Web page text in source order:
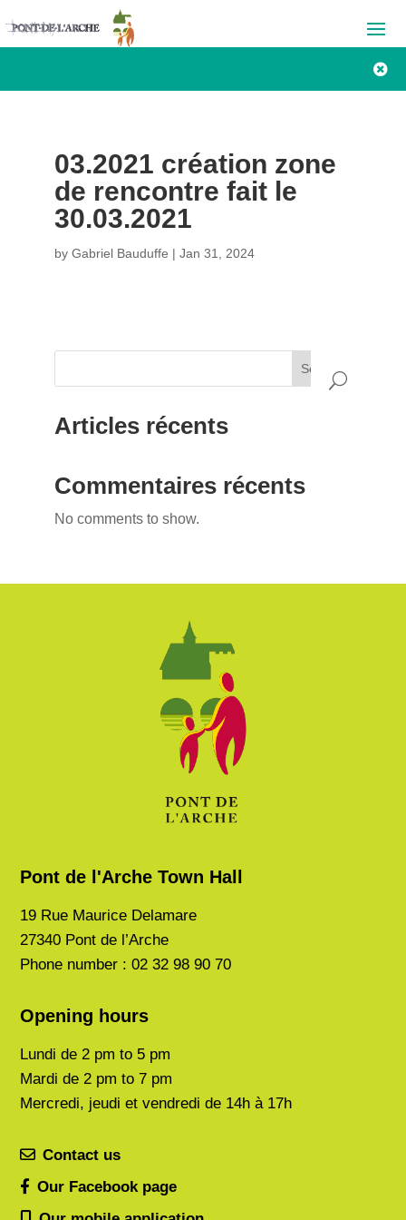

03.2021 création zone
de rencontre fait le
30.03.2021
by Gabriel Bauduffe | Jan 31, 2024
Search
Articles récents
Commentaires récents
No comments to show.
Pont de l'Arche Town Hall
19 Rue Maurice Delamare
27340 Pont de l’Arche
Phone number : 02 32 98 90 70
Opening hours
Lundi de2 pm to 5 pm
Mardi de2 pm to 7 pm
Mercredi, jeudi et vendredi de 14h à 17h
Contact us
Our Facebook page